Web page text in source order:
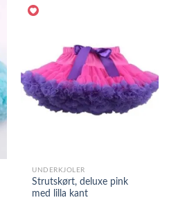
UNDERKJOLER
Strutskørt, deluxe pink
med lilla kant